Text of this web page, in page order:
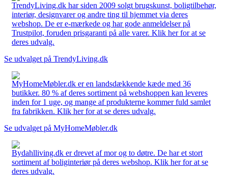
TrendyLiving.dk har siden 2009 solgt brugskunst, boligtilbehør,
interiør, designvarer og andre ting til hjemmet via deres
webshop. De er e-mærkede og har gode anmeldelser på
Trustpilot, foruden prisgaranti på alle varer. Klik her for at se
deres udvalg.
Se udvalget på TrendyLiving.dk
MyHomeMøbler.dk er en landsdækkende kæde med 36
butikker. 80 % af deres sortiment på webshoppen kan leveres
inden for 1 uge, og mange af produkterne kommer fuld samlet
fra fabrikken. Klik her for at se deres udvalg.
Se udvalget på MyHomeMøbler.dk
Bydahlliving.dk er drevet af mor og to døtre. De har et stort
sortiment af boliginteriør på deres webshop. Klik her for at se
deres udvalg.